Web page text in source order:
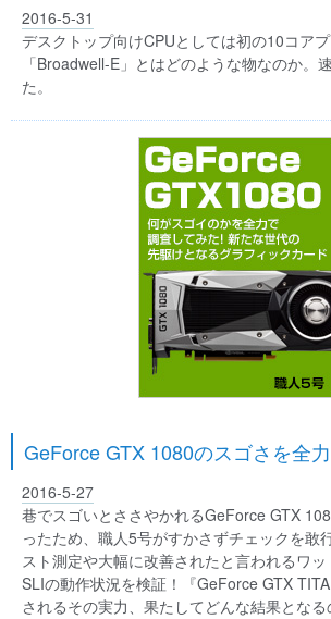
2016-5-31
デスクトップ向けCPUとしては初の10コア
「Broadwell-E」とはどのような物なのか。
た。
GeForce GTX 1080のスゴさを全
2016-5-27
巷でスゴいとささやかれるGeForce GTX
ったため、職人5号がすかさずチェックを敢
スト測定や大幅に改善されたと言われるワ
SLIの動作状況を検証！『GeForce GTX
されるその実力、果たしてどんな結果となる